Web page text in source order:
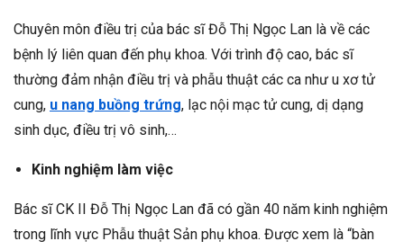
Chuyên môn điều trị của bác sĩ Đỗ Thị Ngọc Lan là về các
bệnh lý liên quan đến phụ khoa. Với trình độ cao, bác sĩ
thường đảm nhận điều trị và phẫu thuật các ca như u xơ tử
cung, u nang buồng trứng, lạc nội mạc tử cung, dị dạng
sinh dục, điều trị vô sinh,…
Kinh nghiệm làm việc
Bác sĩ CK II Đỗ Thị Ngọc Lan đã có gần 40 năm kinh nghiệm
trong lĩnh vực Phẫu thuật Sản phụ khoa. Được xem là “bàn